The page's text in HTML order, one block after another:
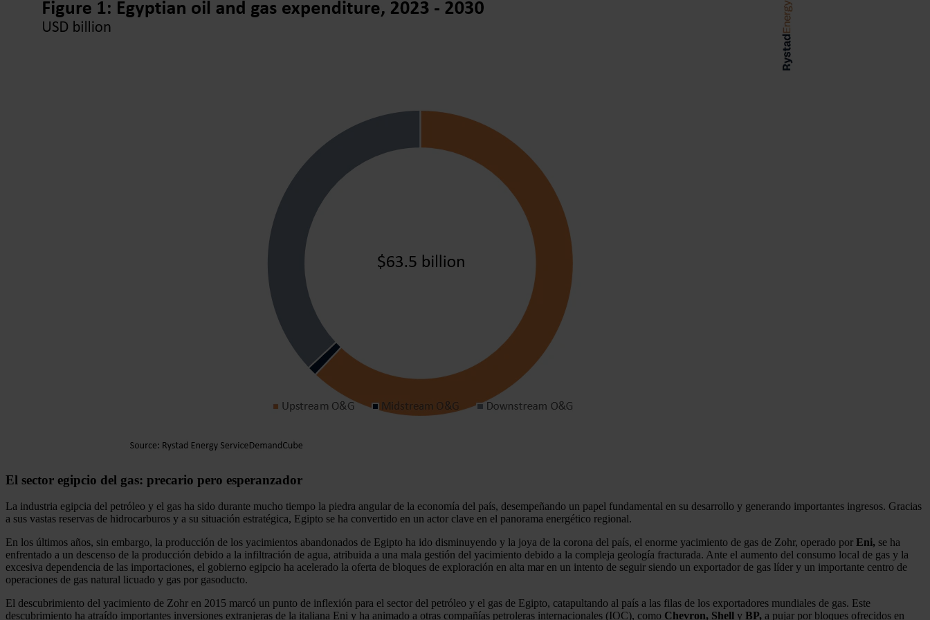
El sector egipcio del gas: precario pero esperanzador
La industria egipcia del petróleo y el gas ha sido durante mucho tiempo la piedra angular de la economía del país, desempeñando un papel fundamental en su desarrollo y generando importantes ingresos. Gracias
a sus vastas reservas de hidrocarburos y a su situación estratégica, Egipto se ha convertido en un actor clave en el panorama energético regional.
En los últimos años, sin embargo, la producción de los yacimientos abandonados de Egipto ha ido disminuyendo y la joya de la corona del país, el enorme yacimiento de gas de Zohr, operado por Eni, se ha
enfrentado a un descenso de la producción debido a la infiltración de agua, atribuida a una mala gestión del yacimiento debido a la compleja geología fracturada. Ante el aumento del consumo local de gas y la
excesiva dependencia de las importaciones, el gobierno egipcio ha acelerado la oferta de bloques de exploración en alta mar en un intento de seguir siendo un exportador de gas líder y un importante centro de
operaciones de gas natural licuado y gas por gasoducto.
El descubrimiento del yacimiento de Zohr en 2015 marcó un punto de inflexión para el sector del petróleo y el gas de Egipto, catapultando al país a las filas de los exportadores mundiales de gas. Este
descubrimiento ha atraído importantes inversiones extranjeras de la italiana Eni y ha animado a otras compañías petroleras internacionales (IOC), como Chevron, Shell y BP, a pujar por bloques ofrecidos en